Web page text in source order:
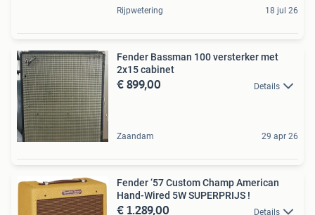
Rijpwetering 18 jul 26
Fender Bassman 100 versterker met
2x15 cabinet
€ 899,00 Details
Zaandam 29 apr 26
Fender ‘57 Custom Champ American
Hand-Wired 5W SUPERPRIJS !
€ 1.289,00 Details